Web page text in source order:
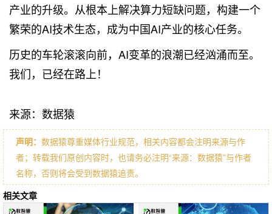
产业的升级。从根本上解决算力短缺问题，构建一个
繁荣的AI技术生态，成为中国AI产业的核心任务。
历史的车轮滚滚向前，AI变革的浪潮已经汹涌而至。
我们，已经在路上！
来源：数据猿
声明： 数据猿尊重媒体行业规范，相关内容都会注明来源与作
者；转载我们原创内容时，也请务必注明“来源：数据猿”与作者
名称，否则将会受到数据猿追责。
相关文章